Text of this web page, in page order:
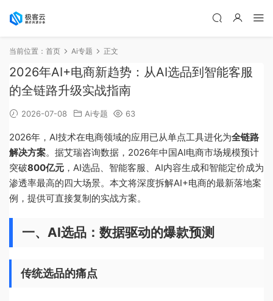
当前位置： 首页 Ai专题 正文
2026年AI+电商新趋势：从AI选品到智能客服
的全链路升级实战指南
2026-07-08 Ai专题 63
2026年，AI技术在电商领域的应用已从单点工具进化为全链路
解决方案。据艾瑞咨询数据，2026年中国AI电商市场规模预计
突破800亿元 ，AI选品、智能客服、AI内容生成和智能定价成为
渗透率最高的四大场景。本文将深度拆解AI+电商的最新落地案
例，提供可直接复制的实战方案。
一、AI选品：数据驱动的爆款预测
传统选品的痛点